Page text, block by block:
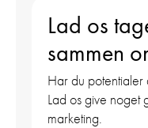
Lad os
sammen
Har du potentialer
Lad os give noget
marketing.